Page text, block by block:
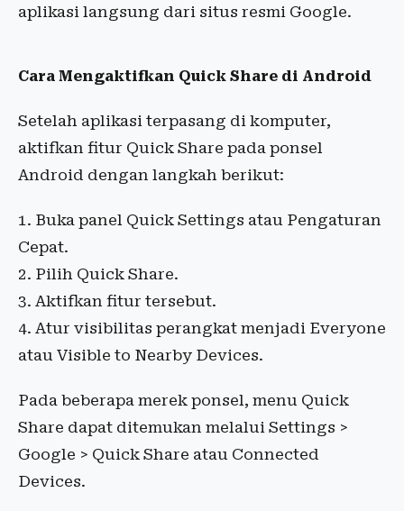
aplikasi langsung dari situs resmi Google.
Cara Mengaktifkan Quick Share di Android
Setelah aplikasi terpasang di komputer,
aktifkan fitur Quick Share pada ponsel
Android dengan langkah berikut:
Buka panel Quick Settings atau Pengaturan
Cepat.
Pilih Quick Share.
Aktifkan fitur tersebut.
Atur visibilitas perangkat menjadi Everyone
atau Visible to Nearby Devices.
Pada beberapa merek ponsel, menu Quick
Share dapat ditemukan melalui Settings >
Google > Quick Share atau Connected
Devices.